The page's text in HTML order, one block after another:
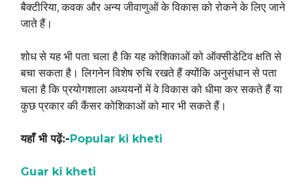
बैक्टीरिया, कवक और अन्य जीवाणुओं के विकास को रोकने के लिए जाने
जाते हैं।
शोध से यह भी पता चला है कि यह कोशिकाओं को ऑक्सीडेटिव क्षति से
बचा सकता है। लिगनेन विशेष रुचि रखते हैं क्योंकि अनुसंधान से पता
चला है कि प्रयोगशाला अध्ययनों में वे विकास को धीमा कर सकते हैं या
कुछ प्रकार की कैंसर कोशिकाओं को मार भी सकते हैं।
यहाँ भी पढ़ें:- Popular ki kheti
Guar ki kheti